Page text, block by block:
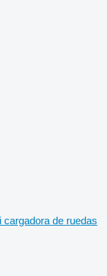
cargadora de ruedas